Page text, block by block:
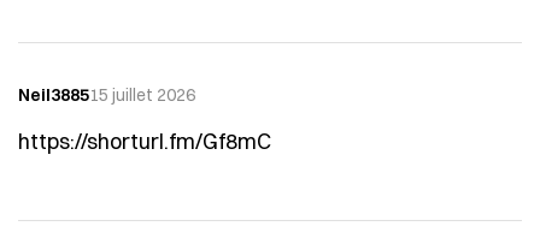
Neil388515 juillet 2026
https://shorturl.fm/Gf8mC